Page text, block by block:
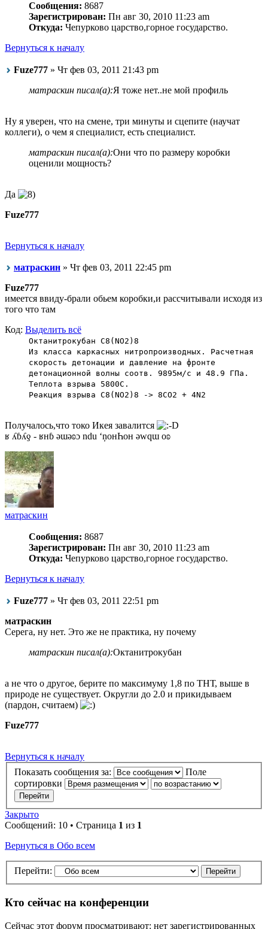
Сообщения: 8687
Зарегистрирован: Пн авг 30, 2010 11:23 am
Откуда: Чепурково царство,горное государство.
Вернуться к началу
Fuze777 » Чт фев 03, 2011 21:43 pm
матраскин писал(а):Я тоже нет..не мой профиль
Ну я уверен, что на смене, три минуты и сцепите (научат
коллеги), о чем я специалист, есть специалист.
матраскин писал(а):Они что по размеру коробки
оценили мощность?
Да
Fuze777
Вернуться к началу
матраскин » Чт фев 03, 2011 22:45 pm
Fuze777
имеется ввиду-брали обьем коробки,и рассчитывали исходя из
того что там
Код: Выделить всё
Октанитрокубан C8(NO2)8
Из класса каркасных нитропроизводных. Расчетная
скорость детонации и давление на фронте
детонационной волны соотв. 9895м/c и 48.9 ГПа.
Теплота взрыва 5800С.
Реакция взрыва C8(NO2)8 -> 8CO2 + 4N2
Получалось,что токо Икея завалится
ʁ ʎɓʎƍ - ʁнɓ ǝɯǝʚɔ ndu ‘ņонҺон ǝwqɯ оʚ
матраскин
Сообщения: 8687
Зарегистрирован: Пн авг 30, 2010 11:23 am
Откуда: Чепурково царство,горное государство.
Вернуться к началу
Fuze777 » Чт фев 03, 2011 22:51 pm
матраскин
Серега, ну нет. Это же не практика, ну почему
матраскин писал(а):Октанитрокубан
а не что о другое, берите по максимуму 1,8 по ТНТ, выше в
природе не существует. Округли до 2.0 и прикидываем
(пардон, считаем)
Fuze777
Вернуться к началу
Показать сообщения за:
Поле
сортировки
Закрыто
Сообщений: 10 • Страница 1 из 1
Вернуться в Обо всем
Перейти:
Кто сейчас на конференции
Сейчас этот форум просматривают: нет зарегистрированных